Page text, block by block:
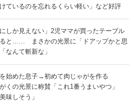
ているのを忘れるくらい軽い」など好評
にしか見えない」2児ママが買ったテーブル
と…… まさかの光景に「ドアップかと思
なんて斬新な」
始めた息子→初めて肉じゃがを作る
の光景に称賛「これ1番うまいやつ」
味しそう」